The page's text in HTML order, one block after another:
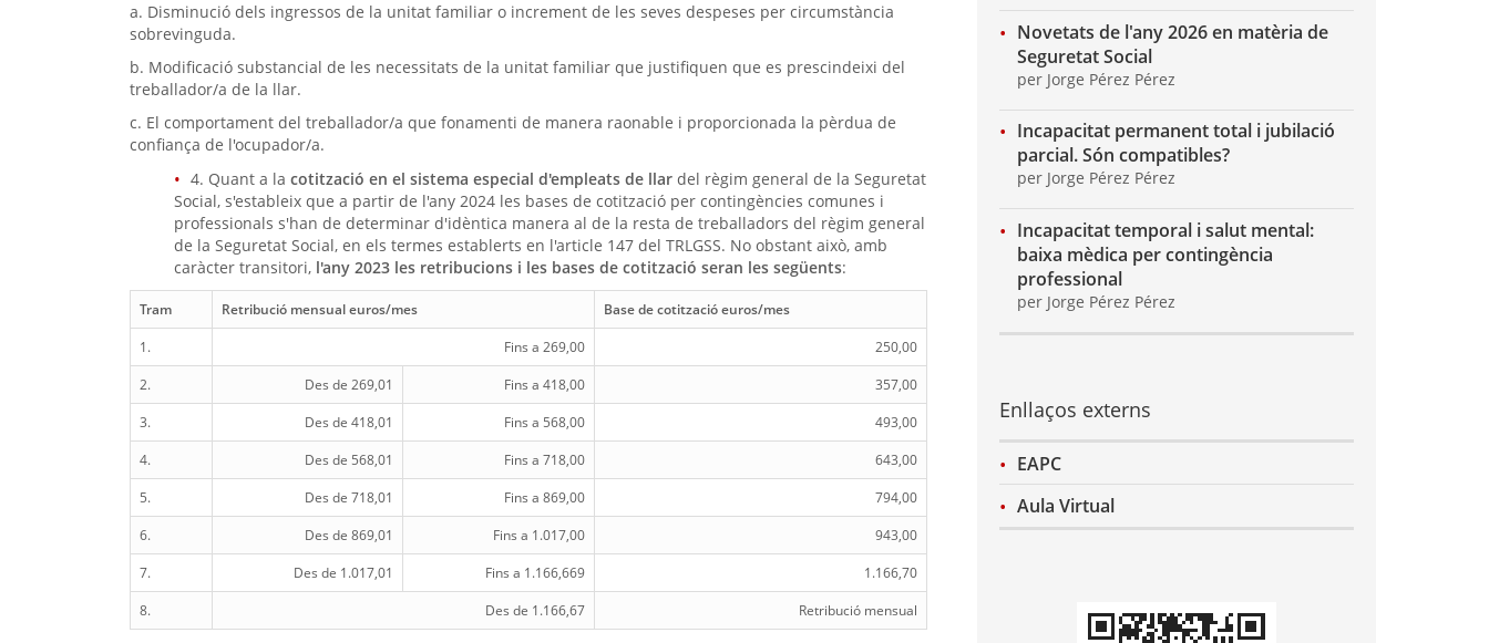
a. Disminució dels ingressos de la unitat familiar o increment de les seves despeses per circumstància
sobrevinguda.
b. Modificació substancial de les necessitats de la unitat familiar que justifiquen que es prescindeixi del
treballador/a de la llar.
c. El comportament del treballador/a que fonamenti de manera raonable i proporcionada la pèrdua de
confiança de l'ocupador/a.
4. Quant a la cotització en el sistema especial d'empleats de llar del règim general de la Seguretat
Social, s'estableix que a partir de l'any 2024 les bases de cotització per contingències comunes i
professionals s'han de determinar d'idèntica manera al de la resta de treballadors del règim general
de la Seguretat Social, en els termes establerts en l'article 147 del TRLGSS. No obstant això, amb
caràcter transitori, l'any 2023 les retribucions i les bases de cotització seran les següents:
Tram Retribució mensual euros/mes Base de cotització euros/mes
1. Fins a 269,00 250,00
2. Des de 269,01 Fins a 418,00 357,00
3. Des de 418,01 Fins a 568,00 493,00
4. Des de 568,01 Fins a 718,00 643,00
5. Des de 718,01 Fins a 869,00 794,00
6. Des de 869,01 Fins a 1.017,00 943,00
7. Des de 1.017,01 Fins a 1.166,669 1.166,70
8. Des de 1.166,67 Retribució mensual
Novetats de l'any 2026 en matèria de
Seguretat Social
per Jorge Pérez Pérez
Incapacitat permanent total i jubilació
parcial. Són compatibles?
per Jorge Pérez Pérez
Incapacitat temporal i salut mental:
baixa mèdica per contingència
professional
per Jorge Pérez Pérez
Enllaços externs
EAPC
Aula Virtual